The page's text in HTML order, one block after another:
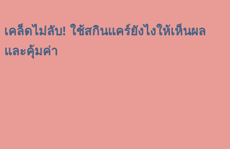
เคล็ดไม่ลับ! ใช้สกินแคร์ยังไงให้เห็นผล
และคุ้มค่า